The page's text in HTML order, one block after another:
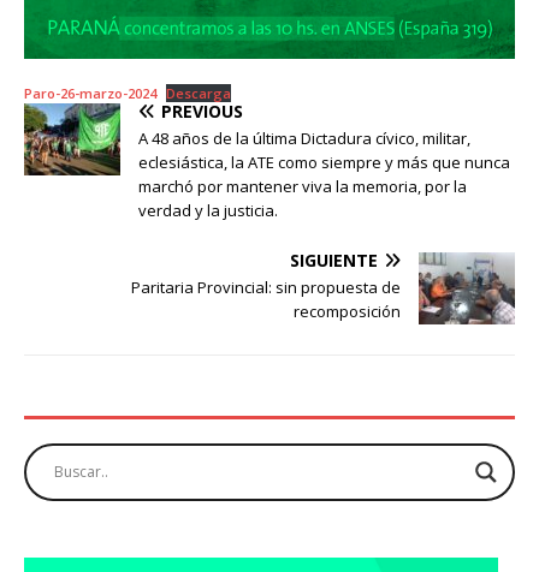
Paro-26-marzo-2024 Descarga
PREVIOUS
A 48 años de la última Dictadura cívico, militar,
eclesiástica, la ATE como siempre y más que nunca
marchó por mantener viva la memoria, por la
verdad y la justicia.
SIGUIENTE
Paritaria Provincial: sin propuesta de
recomposición